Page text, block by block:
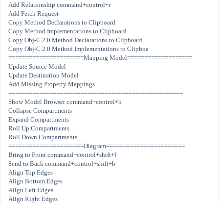
Add Relationship command+control+r
Add Fetch Request
Copy Method Declarations to Clipboard
Copy Method Implementations to Clipboard
Copy Obj-C 2.0 Method Declarations to Clipboard
Copy Obj-C 2.0 Method Implementations to Clipboa
======================Mapping Model===================
Update Source Model
Update Destination Model
Add Missing Property Mappings
===================================================
Show Model Browser command+control+b
Collapse Compartments
Expand Compartments
Roll Up Compartments
Roll Down Compartments
======================Diagram=======================
Bring to Front command+control+shift+f
Send to Back command+control+shift+b
Align Top Edges
Align Bottom Edges
Align Left Edges
Align Right Edges